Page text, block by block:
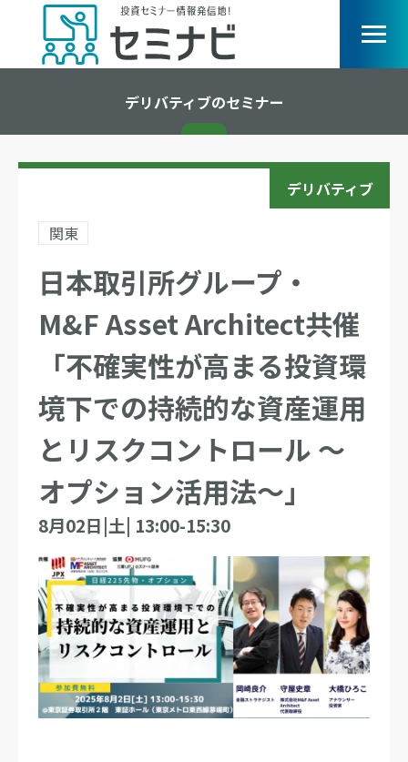
デリバティブのセミナー
デリバティブ
関東
日本取引所グループ・
M&F Asset Architect共催
「不確実性が高まる投資環
境下での持続的な資産運用
とリスクコントロール ～
オプション活用法～」
8月02日|土| 13:00-15:30